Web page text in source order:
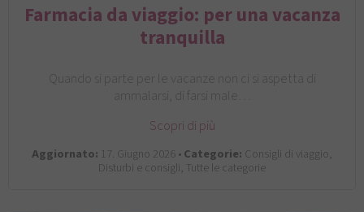
Farmacia da viaggio: per una vacanza
tranquilla
Quando si parte per le vacanze non ci si aspetta di
ammalarsi, di farsi male…
Scopri di più
Aggiornato: 17. Giugno 2026 •Categorie: Consigli di viaggio,
Disturbi e consigli, Tutte le categorie